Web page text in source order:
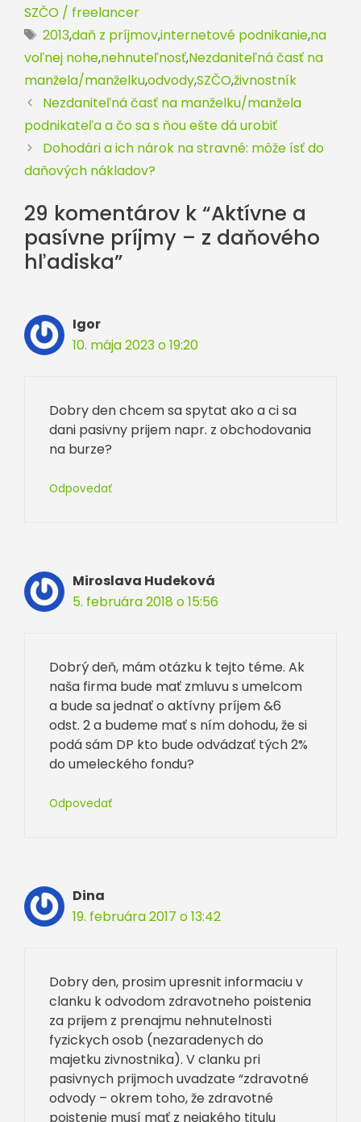
SZČO / freelancer
Značky
2013,daň z príjmov,internetové podnikanie,na
voľnej nohe,nehnuteľnosť,Nezdaniteľná časť na
manžela/manželku,odvody,SZČO,živnostník
Nezdaniteľná časť na manželku/manžela
podnikateľa a čo sa s ňou ešte dá urobiť
Dohodári a ich nárok na stravné: môže ísť do
daňových nákladov?
29 komentárov k “Aktívne a
pasívne príjmy – z daňového
hľadiska”
Igor
10. mája 2023 o 19:20
Dobry den chcem sa spytat ako a ci sa
dani pasivny prijem napr. z obchodovania
na burze?
Odpovedať
Miroslava Hudeková
5. februára 2018 o 15:56
Dobrý deň, mám otázku k tejto téme. Ak
naša firma bude mať zmluvu s umelcom
a bude sa jednať o aktívny príjem &6
odst. 2 a budeme mať s ním dohodu, že si
podá sám DP kto bude odvádzať tých 2%
do umeleckého fondu?
Odpovedať
Dina
19. februára 2017 o 13:42
Dobry den, prosim upresnit informaciu v
clanku k odvodom zdravotneho poistenia
za prijem z prenajmu nehnutelnosti
fyzickych osob (nezaradenych do
majetku zivnostnika). V clanku pri
pasivnych prijmoch uvadzate “zdravotné
odvody – okrem toho, že zdravotné
poistenie musí mať z nejakého titulu